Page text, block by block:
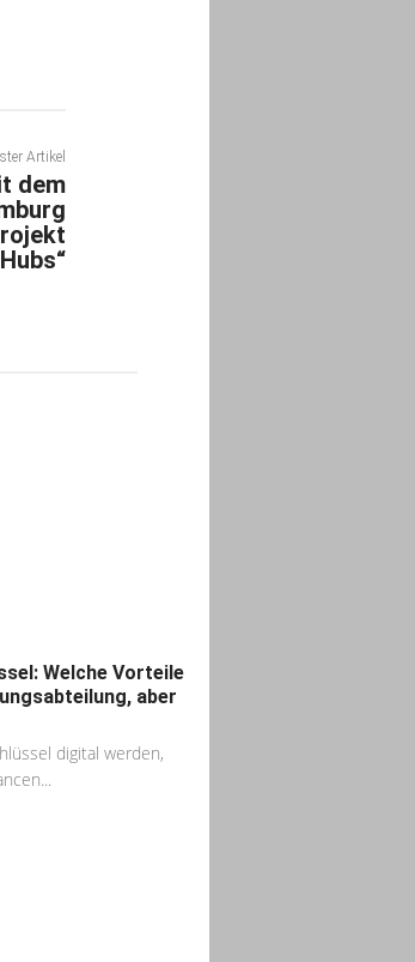
Artikel
dem
Welche Vorteile
aber
digital werden,